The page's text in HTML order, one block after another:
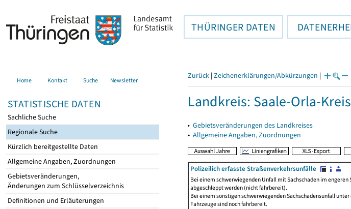
THÜRINGER DATEN
Home Kontakt Suche Newsletter
STATISTISCHE DATEN
Sachliche Suche
Regionale Suche
Kürzlich bereitgestellte Daten
Allgemeine Angaben, Zuordnungen
Gebietsveränderungen,
Änderungen zum Schlüsselverzeichnis
Definitionen und Erläuterungen
Zurück | Zeichenerklärungen/Abkürzungen |
Landkreis: Saale-Orla-Kreis
▸ Gebietsveränderungen des Landkreises
▸ Allgemeine Angaben, Zuordnungen
Polizeilich erfasste Straßenverkehrsunfälle
Bei einem schwerwiegenden Unfall mit Sachschaden im
abgeschleppt werden (nicht fahrbereit).
Bei einem sonstigen schwerwiegenden Sachschadensunfall
Fahrzeuge sind noch fahrbereit.